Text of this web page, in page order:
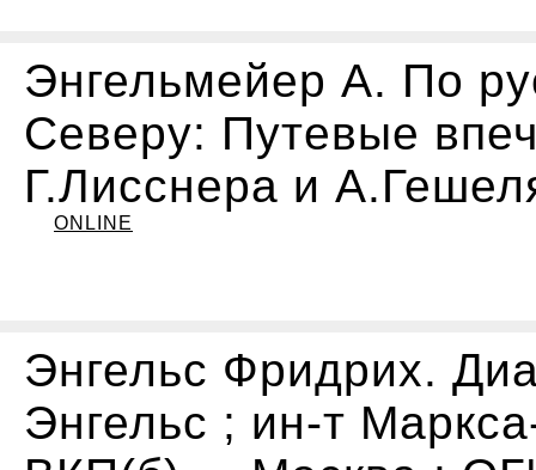
Энгельмейер А. По
Северу: Путевые
Г.Лисснера и
ONLINE
Энгельс Фридрих.
Энгельс ; ин-т